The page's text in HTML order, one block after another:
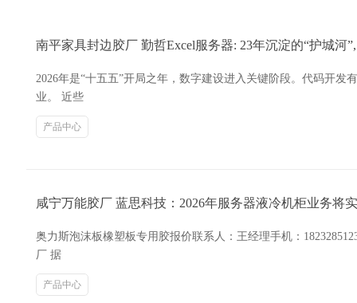
南平家具封边胶厂 勤哲Excel服务器: 23年沉淀的“护城河
2026年是“十五五”开局之年，数字建设进入关键阶段。代码开
业。 近些
产品中心
咸宁万能胶厂 蓝思科技：2026年服务器液冷机柜业务将
奥力斯泡沫板橡塑板专用胶报价联系人：王经理手机：
厂 据
产品中心